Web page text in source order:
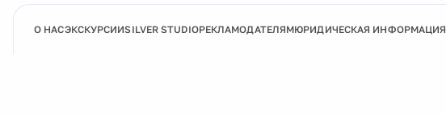
О НАСЭКСКУРСИИSILVER STUDIOРЕКЛАМОДАТЕЛЯМЮРИДИЧЕСКАЯ ИНФОРМАЦИЯ